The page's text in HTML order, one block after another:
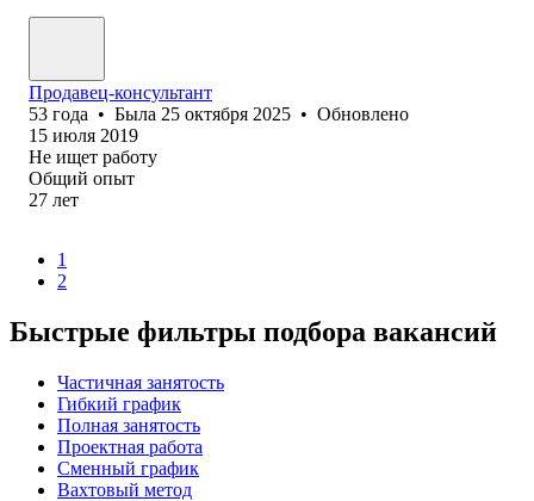
Продавец-консультант
53 года • Была 25 октября 2025 • Обновлено
15 июля 2019
Не ищет работу
Общий опыт
27 лет
1
2
Быстрые фильтры подбора вакансий
Частичная занятость
Гибкий график
Полная занятость
Проектная работа
Сменный график
Вахтовый метод